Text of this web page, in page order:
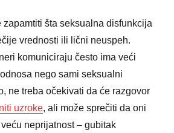
zapamtiti šta seksualna disfunkcija
vrednosti ili lični neuspeh.
komuniciraju često ima veći
nego sami seksualni
ne treba očekivati da će razgovor
uzroke, ali može sprečiti da oni
neprijatnost – gubitak